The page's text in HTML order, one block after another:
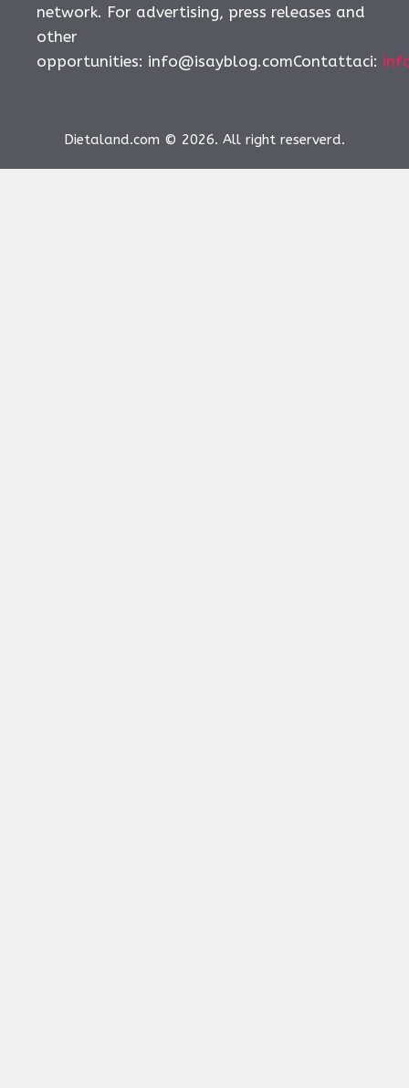
network. For advertising, press releases and
other
opportunities: info@isayblog.comContattaci:
Dietaland.com © 2026. All right reserverd.